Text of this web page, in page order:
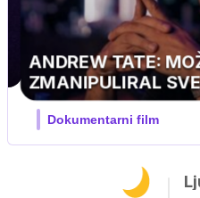
IQ 160
Nova hrvaška serija